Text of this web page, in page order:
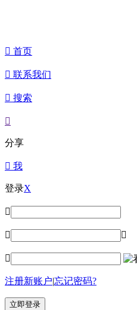
 首页
 联系我们
 搜索

分享
 我
登录X

 

注册新账户|忘记密码?